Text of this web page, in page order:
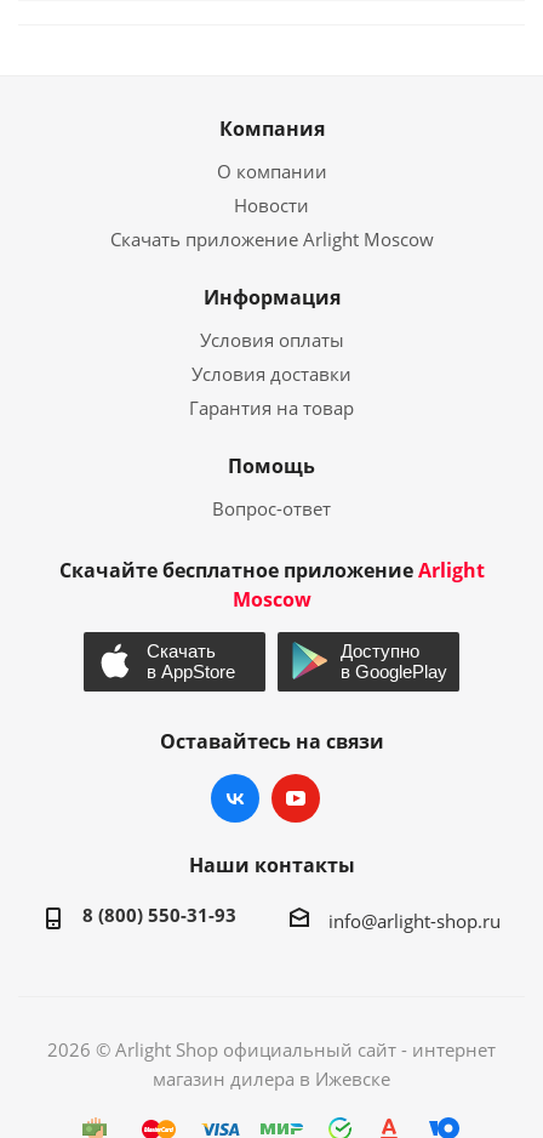
Компания
О компании
Новости
Скачать приложение Arlight Moscow
Информация
Условия оплаты
Условия доставки
Гарантия на товар
Помощь
Вопрос-ответ
Скачайте бесплатное приложениеArlight
Moscow
Оставайтесь на связи
Наши контакты
8 (800) 550-31-93 info@arlight-shop.ru
2026 © Arlight Shop официальный сайт - интернет
магазин дилера в Ижевске